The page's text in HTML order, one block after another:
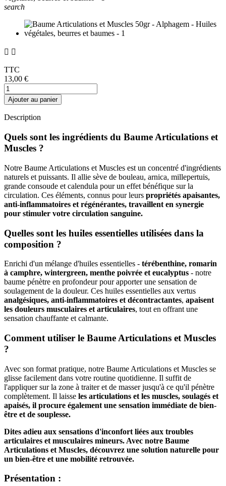
(5 avis)
search
 
TTC
13,00 €
Ajouter au panier
Description
Quels sont les ingrédients du Baume Articulations et
Muscles ?
Notre Baume Articulations et Muscles est un concentré d'ingrédients
naturels et puissants. Il allie sève de bouleau, arnica, millepertuis,
grande consoude et calendula pour un effet bénéfique sur la
circulation. Ces éléments, connus pour leurs propriétés apaisantes,
anti-inflammatoires et régénérantes, travaillent en synergie
pour stimuler votre circulation sanguine.
Quelles sont les huiles essentielles utilisées dans la
composition ?
Enrichi d'un mélange d'huiles essentielles - térébenthine, romarin
à camphre, wintergreen, menthe poivrée et eucalyptus - notre
baume pénètre en profondeur pour apporter une sensation de
soulagement de la douleur. Ces huiles essentielles aux vertus
analgésiques, anti-inflammatoires et décontractantes, apaisent
les douleurs musculaires et articulaires, tout en offrant une
sensation chauffante et calmante.
Comment utiliser le Baume Articulations et Muscles
?
Avec son format pratique, notre Baume Articulations et Muscles se
glisse facilement dans votre routine quotidienne. Il suffit de
l'appliquer sur la zone à traiter et de masser jusqu'à ce qu'il pénètre
complètement. Il laisse les articulations et les muscles, soulagés et
apaisés, il procure également une sensation immédiate de bien-
être et de souplesse.
Dites adieu aux sensations d'inconfort liées aux troubles
articulaires et musculaires mineurs. Avec notre Baume
Articulations et Muscles, découvrez une solution naturelle pour
un bien-être et une mobilité retrouvée.
Présentation :